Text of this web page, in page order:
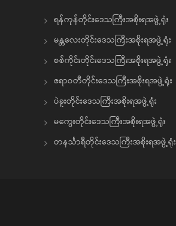
ရန်ကုန်တိုင်းဒေသကြီးအစိုးရအဖွဲ့ရုံး
မန္တလေးတိုင်းဒေသကြီးအစိုးရအဖွဲ့ရုံး
စစ်ကိုင်းတိုင်းဒေသကြီးအစိုးရအဖွဲ့ရုံး
ဧရာဝတီတိုင်းဒေသကြီးအစိုးရအဖွဲ့ရုံး
ပဲခူးတိုင်းဒေသကြီးအစိုးရအဖွဲ့ရုံး
မကွေးတိုင်းဒေသကြီးအစိုးရအဖွဲ့ရုံး
တနင်္သာရီတိုင်းဒေသကြီးအစိုးရအဖွဲ့ရုံး